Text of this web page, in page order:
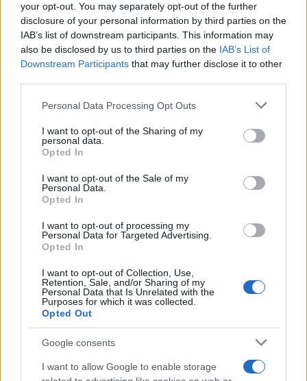
your opt-out. You may separately opt-out of the further
disclosure of your personal information by third parties on the
IAB’s list of downstream participants. This information may
also be disclosed by us to third parties on the IAB’s List of
Downstream Participants that may further disclose it to other
Please note that this website/app uses one or more Google
not limited to your visit or usage behaviour. You may click to
grant or deny consent to Google and its third-party tags to
use your data for below specified purposes in below Google
consent section.
Personal Data Processing Opt Outs
I want to opt-out of the Sharing of my
personal data.
Opted In
I want to opt-out of the Sale of my
Personal Data.
Opted In
I want to opt-out of processing my
Personal Data for Targeted Advertising.
Opted In
I want to opt-out of Collection, Use,
Retention, Sale, and/or Sharing of my
Personal Data that Is Unrelated with the
Purposes for which it was collected.
Opted Out
Google consents
I want to allow Google to enable storage